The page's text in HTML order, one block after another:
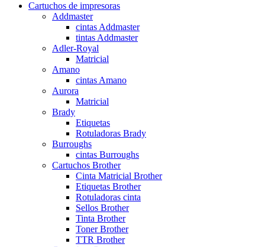
Cartuchos de impresoras
Addmaster
cintas Addmaster
tintas Addmaster
Adler-Royal
Matricial
Amano
cintas Amano
Aurora
Matricial
Brady
Etiquetas
Rotuladoras Brady
Burroughs
cintas Burroughs
Cartuchos Brother
Cinta Matricial Brother
Etiquetas Brother
Rotuladoras cinta
Sellos Brother
Tinta Brother
Toner Brother
TTR Brother